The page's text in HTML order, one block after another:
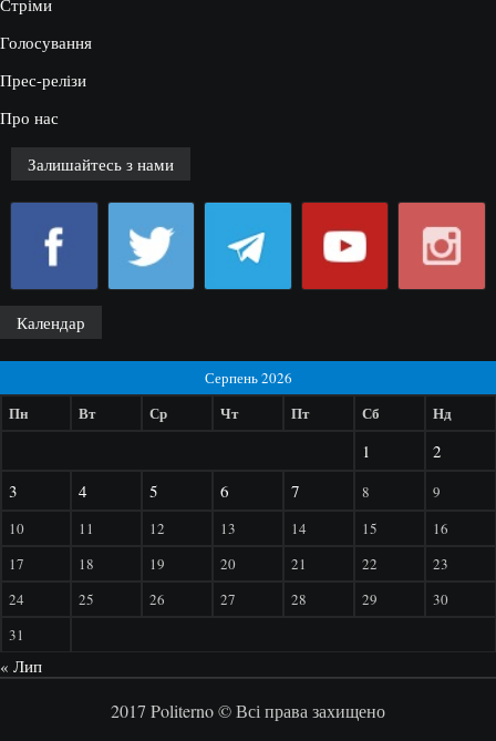
Стріми
Голосування
Прес-релізи
Про нас
Залишайтесь з нами
Календар
Серпень 2026
Пн Вт Ср Чт Пт Сб Нд
1
2
3
4 5 6 7 8
9
10
11 12 13 14 15
16
17
18 19 20 21 22
23
24
25 26 27 28 29
30
31
« Лип
2017 Politerno © Всі права захищено